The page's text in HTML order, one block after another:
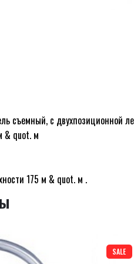
съемный, с двухпозиционной
& quot. м
175 м & quot. м .
отзыв на
не будет опубликован.
SALE